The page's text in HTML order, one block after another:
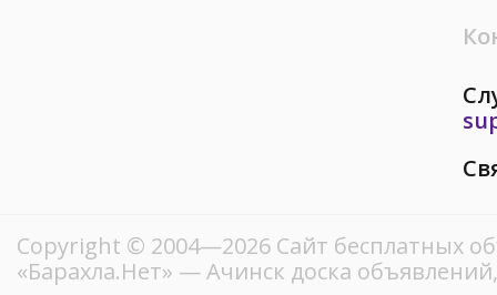
Copyright © 2004—2026 Сайт бесплатных
«Барахла.Нет» — Ачинск доска